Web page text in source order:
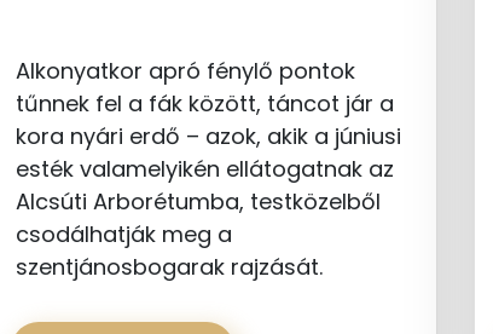
Alkonyatkor apró fénylő pontok
tűnnek fel a fák között, táncot jár a
kora nyári erdő – azok, akik a júniusi
esték valamelyikén ellátogatnak az
Alcsúti Arborétumba, testközelből
csodálhatják meg a
szentjánosbogarak rajzását.